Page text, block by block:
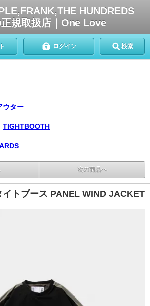
HUNDREDS
規取扱店｜One Love
ログイン 検索
ウター
TIGHTBOOTH
次の商品へ
イトブース PANEL WIND JACKET